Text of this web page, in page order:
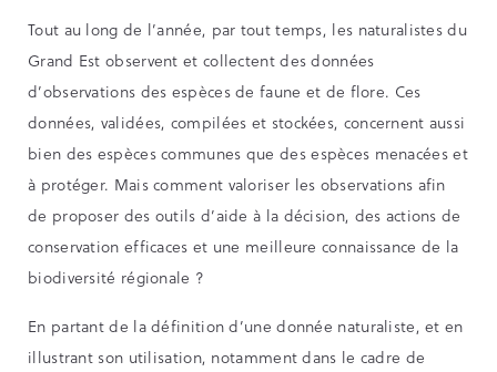
Tout au long de l’année, par tout temps, les naturalistes du
Grand Est observent et collectent des données
d’observations des espèces de faune et de flore. Ces
données, validées, compilées et stockées, concernent aussi
bien des espèces communes que des espèces menacées et
à protéger. Mais comment valoriser les observations afin
de proposer des outils d’aide à la décision, des actions de
conservation efficaces et une meilleure connaissance de la
biodiversité régionale ?
En partant de la définition d’une donnée naturaliste, et en
illustrant son utilisation, notamment dans le cadre de